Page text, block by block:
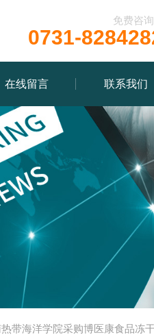
免费咨
0731-
在线留言 联系我们
带海洋学院采购博医康食品冻